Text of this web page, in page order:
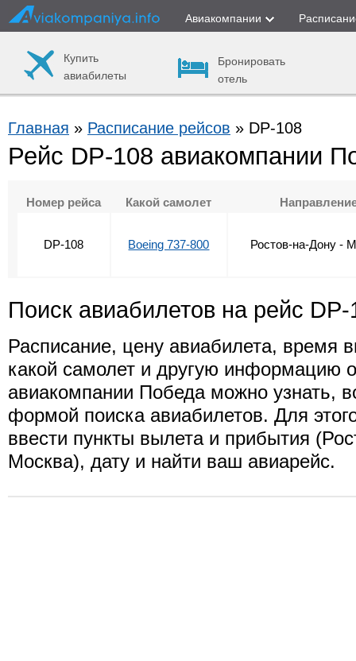
Авиакомпании
Купить
авиабилеты
Бронировать
отель
Главная » Расписание рейсов » DP-108
Рейс DP-108 авиакомпании
Номер рейса Какой самолет
DP-108 Boeing 737-800 Ростов-на-Дону -
Поиск авиабилетов на рейс DP-
Расписание, цену авиабилета, время
какой самолет и другую информацию
авиакомпании Победа можно узнать,
формой поиска авиабилетов. Для
ввести пункты вылета и прибытия
Москва), дату и найти ваш авиарейс.